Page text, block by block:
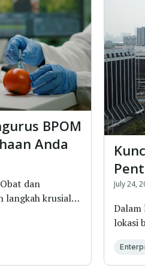
BPOM
Anda
dan
langkah krusial
July 24,
lokasi